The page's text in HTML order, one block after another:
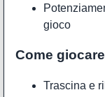
gioco
Come giocare
Trascina e